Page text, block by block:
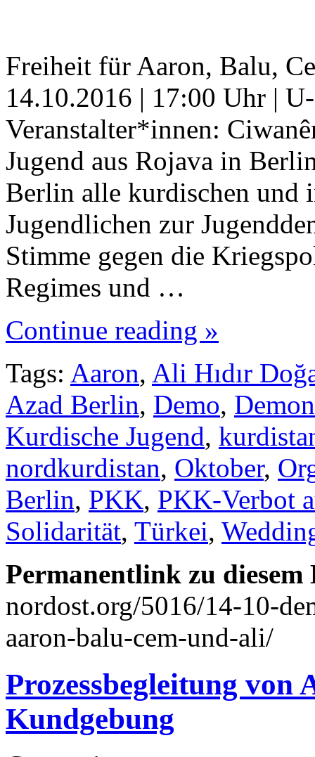
Freiheit für Aaron, Balu,
14.10.2016 | 17:00 Uhr |
Veranstalter*innen:
Jugend aus Rojava in
Berlin alle kurdischen und
Jugendlichen zur
Stimme gegen die
Regimes und …
Continue reading »
Tags: Aaron, Ali Hıdır
Azad Berlin, Demo,
Kurdische Jugend,
nordkurdistan, Oktober,
Berlin, PKK, PKK-Verbot
Solidarität, Türkei,
Permanentlink zu
nordost.org/5016/14-10-
aaron-balu-cem-und-ali/
Prozessbegleitung von
Kundgebung